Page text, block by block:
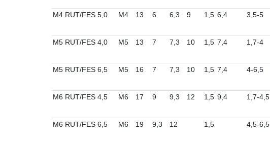
M4 RUT/FES 5,0 M4 13 6 6,3 9 1,5 6,4 3,5-5
M5 RUT/FES 4,0 M5 13 7 7,3 10 1,5 7,4 1,7-4
M5 RUT/FES 6,5 M5 16 7 7,3 10 1,5 7,4 4-6,5
M6 RUT/FES 4,5 M6 17 9 9,3 12 1,5 9,4 1,7-4,5
M6 RUT/FES 6,5 M6 19 9,3 12 1,5 4,5-6,5